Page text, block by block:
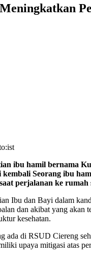
ibu hamil bernama
Seorang ibu
perjalanan ke
Ibu dan Bayi dalam
dan akibat yang
kesehatan.
ada di RSUD Ciereng
upaya mitigasi atas